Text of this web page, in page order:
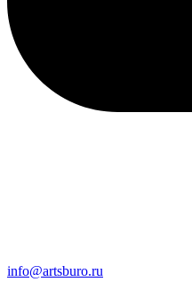
info@artsburo.ru